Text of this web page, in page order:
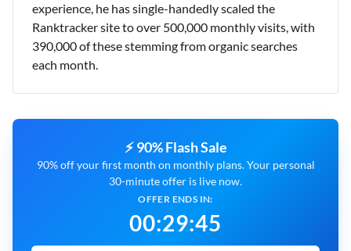
experience, he has single-handedly scaled the
Ranktracker site to over 500,000 monthly visits, with
390,000 of these stemming from organic searches
each month.
⚡ 90% Flash Sale
90% off your first month on monthly plans. Your personal
30-minute offer is live now.
OFFER ENDS IN:
00:29:45